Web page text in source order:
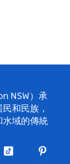
NSW）承
和民族，
水域的傳統
抖